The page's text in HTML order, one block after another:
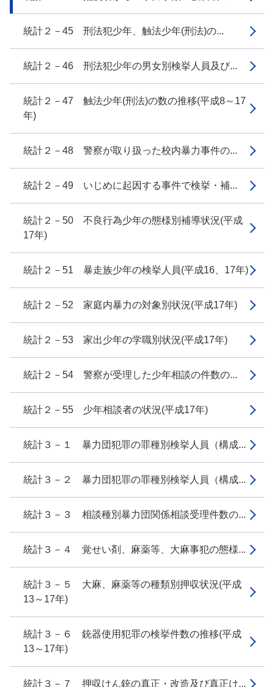
統計２－45 刑法犯少年、触法少年(刑法)の...
統計２－46 刑法犯少年の男女別検挙人員及び...
統計２－47 触法少年(刑法)の数の推移(平成8～17
年)
統計２－48 警察が取り扱った校内暴力事件の...
統計２－49 いじめに起因する事件で検挙・補...
統計２－50 不良行為少年の態様別補導状況(平成
17年)
統計２－51 暴走族少年の検挙人員(平成16、17年)
統計２－52 家庭内暴力の対象別状況(平成17年)
統計２－53 家出少年の学職別状況(平成17年)
統計２－54 警察が受理した少年相談の件数の...
統計２－55 少年相談者の状況(平成17年)
統計３－１ 暴力団犯罪の罪種別検挙人員（構成...
統計３－２ 暴力団犯罪の罪種別検挙人員（構成...
統計３－３ 相談種別暴力団関係相談受理件数の...
統計３－４ 覚せい剤、麻薬等、大麻事犯の態様...
統計３－５ 大麻、麻薬等の種類別押収状況(平成
13～17年)
統計３－６ 銃器使用犯罪の検挙件数の推移(平成
13～17年)
統計３－７ 押収けん銃の真正・改造及び真正け...